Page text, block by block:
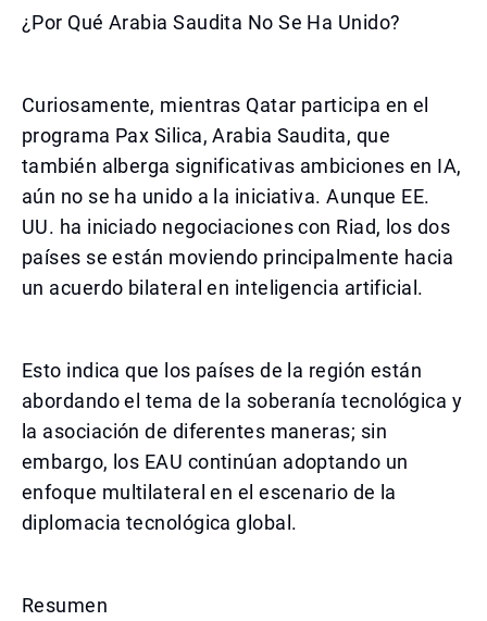
¿Por Qué Arabia Saudita No Se Ha Unido?
Curiosamente, mientras Qatar participa en el
programa Pax Silica, Arabia Saudita, que
también alberga significativas ambiciones en IA,
aún no se ha unido a la iniciativa. Aunque EE.
UU. ha iniciado negociaciones con Riad, los dos
países se están moviendo principalmente hacia
un acuerdo bilateral en inteligencia artificial.
Esto indica que los países de la región están
abordando el tema de la soberanía tecnológica y
la asociación de diferentes maneras; sin
embargo, los EAU continúan adoptando un
enfoque multilateral en el escenario de la
diplomacia tecnológica global.
Resumen